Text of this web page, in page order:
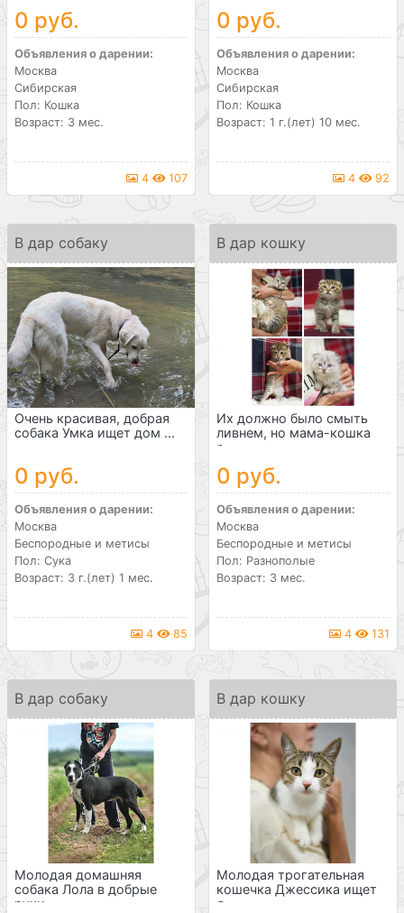
0 руб.
Объявления о дарении:
Москва
Сибирская
Пол: Кошка
Возраст: 3 мес.
4 107
0 руб.
Объявления о дарении:
Москва
Сибирская
Пол: Кошка
Возраст: 1 г.(лет) 10 мес.
4 92
В дар собаку
Очень красивая, добрая
собака Умка ищет дом ...
0 руб.
Объявления о дарении:
Москва
Беспородные и метисы
Пол: Сука
Возраст: 3 г.(лет) 1 мес.
4 85
В дар кошку
Их должно было смыть
ливнем, но мама-кошка
р...
0 руб.
Объявления о дарении:
Москва
Беспородные и метисы
Пол: Разнополые
Возраст: 3 мес.
4 131
В дар собаку
Молодая домашняя
собака Лола в добрые
руки
В дар кошку
Молодая трогательная
кошечка Джессика ищет
д...